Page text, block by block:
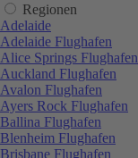
Regionen
Adelaide
Adelaide Flughafen
Alice Springs Flughafen
Auckland Flughafen
Avalon Flughafen
Ayers Rock Flughafen
Ballina Flughafen
Blenheim Flughafen
Brisbane Flughafen